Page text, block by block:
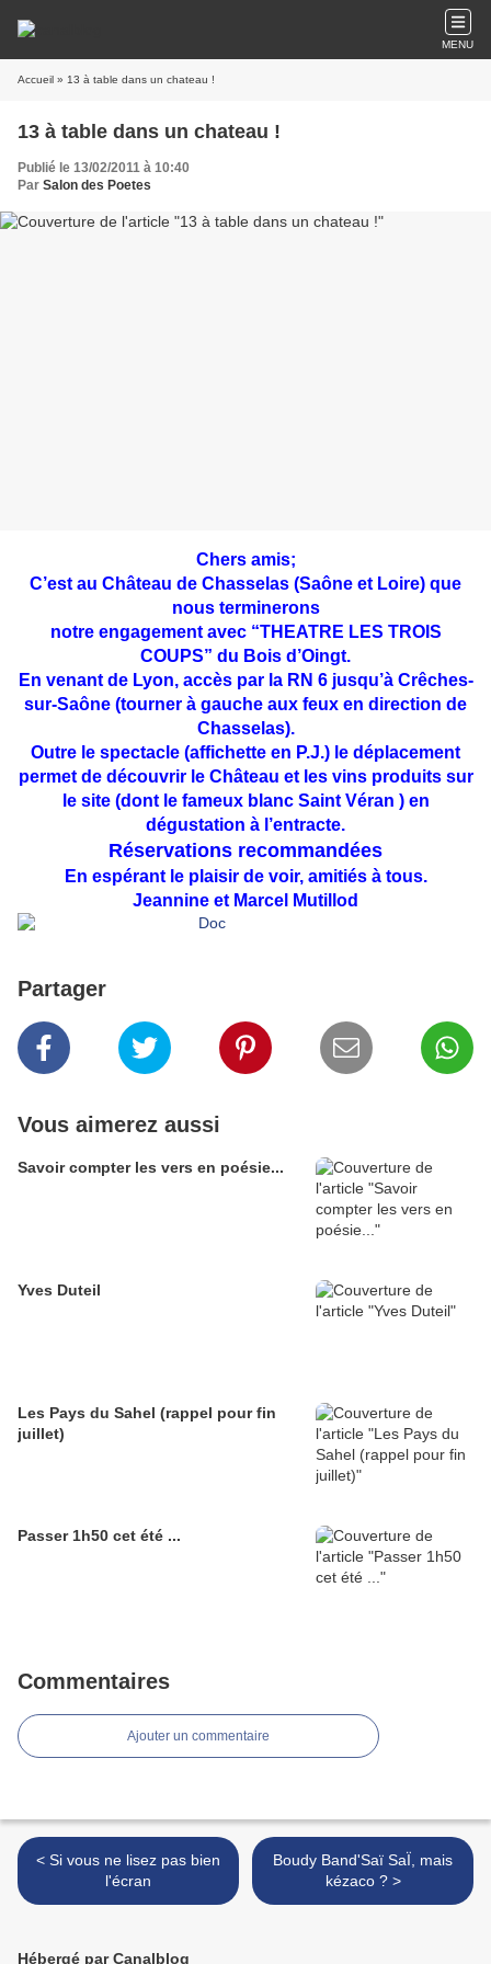
MENU
Accueil » 13 à table dans un chateau !
13 à table dans un chateau !
Publié le 13/02/2011 à 10:40
Par Salon des Poetes
Chers amis;
C’est au Château de Chasselas (Saône et Loire) que
nous terminerons
notre engagement avec “THEATRE LES TROIS
COUPS” du Bois d’Oingt.
En venant de Lyon, accès par la RN 6 jusqu’à Crêches-
sur-Saône (tourner à gauche aux feux en direction de
Chasselas).
Outre le spectacle (affichette en P.J.) le déplacement
permet de découvrir le Château et les vins produits sur
le site (dont le fameux blanc Saint Véran ) en
dégustation à l’entracte.
Réservations recommandées
En espérant le plaisir de voir, amitiés à tous.
Jeannine et Marcel Mutillod
Partager
Vous aimerez aussi
Savoir compter les vers en poésie...
Yves Duteil
Les Pays du Sahel (rappel pour fin
juillet)
Passer 1h50 cet été ...
Commentaires
Ajouter un commentaire
< Si vous ne lisez pas bien
l'écran
Boudy Band'Saï SaÏ, mais
kézaco ? >
Hébergé par Canalblog